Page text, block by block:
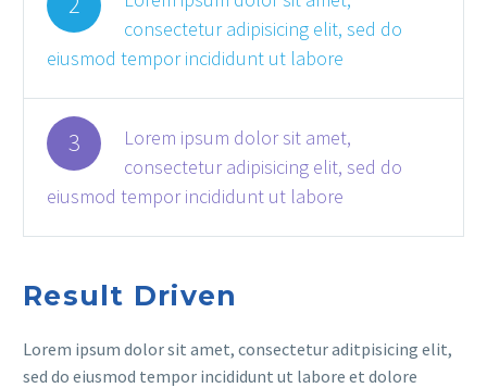
consectetur adipisicing elit, sed do
eiusmod tempor incididunt ut labore
3
Lorem ipsum dolor sit amet,
consectetur adipisicing elit, sed do
eiusmod tempor incididunt ut labore
Result Driven
Lorem ipsum dolor sit amet, consectetur aditpisicing elit,
sed do eiusmod tempor incididunt ut labore et dolore